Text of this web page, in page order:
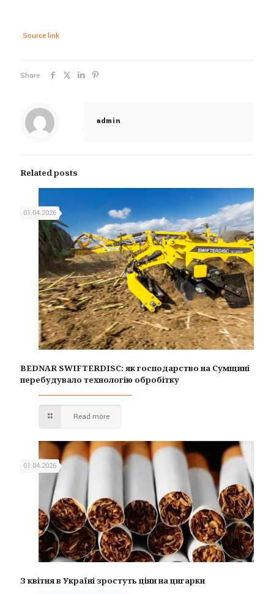
Source link
Share
admin
Related posts
01.04.2026
BEDNAR SWIFTERDISC: як господарство на Сумщині
перебудувало технологію обробітку
Read more
01.04.2026
З квітня в Україні зростуть ціни на цигарки